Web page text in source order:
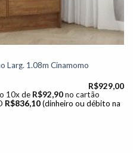
Larg. 1.08m Cinamomo
R$929,00
10x de R$92,90 no cartão
R$836,10 (dinheiro ou débito na